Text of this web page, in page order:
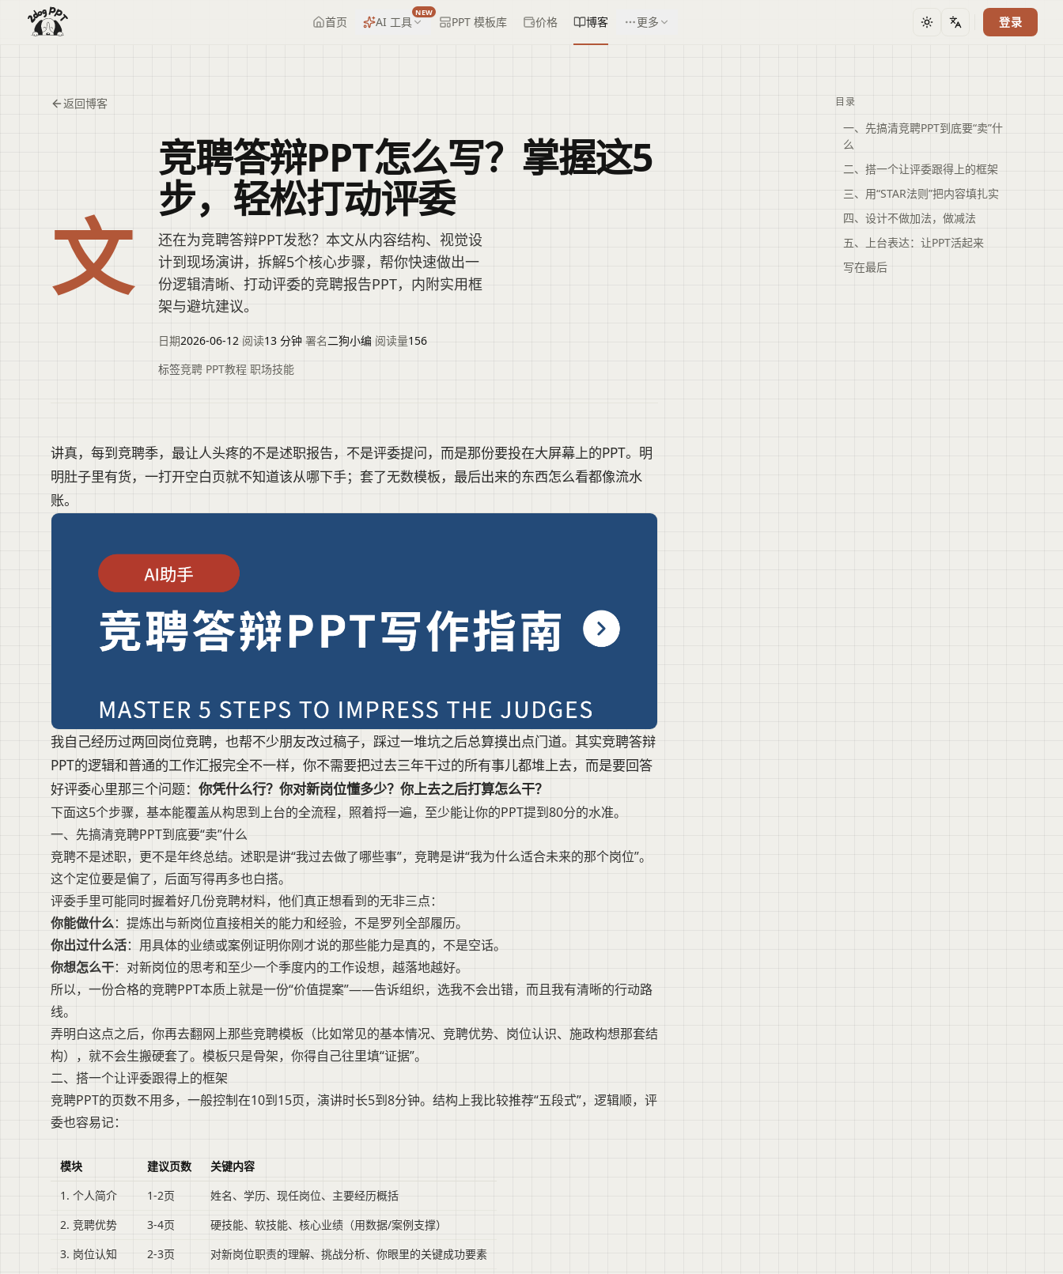
首页 AI 工具
NEW
PPT 模板库 价格 博客 更多 主题 语言 登录
返回博客
文
竞聘答辩PPT怎么写？掌握这5
步，轻松打动评委
还在为竞聘答辩PPT发愁？本文从内容结构、视觉设
计到现场演讲，拆解5个核心步骤，帮你快速做出一
份逻辑清晰、打动评委的竞聘报告PPT，内附实用框
架与避坑建议。
日期2026-06-12 阅读13 分钟 署名二狗小编 阅读量156
标签竞聘 PPT教程 职场技能
讲真，每到竞聘季，最让人头疼的不是述职报告，不是评委提问，而是那份要投在大屏幕上的PPT。明
明肚子里有货，一打开空白页就不知道该从哪下手；套了无数模板，最后出来的东西怎么看都像流水
账。
我自己经历过两回岗位竞聘，也帮不少朋友改过稿子，踩过一堆坑之后总算摸出点门道。其实竞聘答辩
PPT的逻辑和普通的工作汇报完全不一样，你不需要把过去三年干过的所有事儿都堆上去，而是要回答
好评委心里那三个问题： 你凭什么行？你对新岗位懂多少？你上去之后打算怎么干？
下面这5个步骤，基本能覆盖从构思到上台的全流程，照着捋一遍，至少能让你的PPT提到80分的水准。
一、先搞清竞聘PPT到底要“卖”什么
竞聘不是述职，更不是年终总结。述职是讲“我过去做了哪些事”，竞聘是讲“我为什么适合未来的那个岗位”。
这个定位要是偏了，后面写得再多也白搭。
评委手里可能同时握着好几份竞聘材料，他们真正想看到的无非三点：
你能做什么：提炼出与新岗位直接相关的能力和经验，不是罗列全部履历。
你出过什么活：用具体的业绩或案例证明你刚才说的那些能力是真的，不是空话。
你想怎么干：对新岗位的思考和至少一个季度内的工作设想，越落地越好。
所以，一份合格的竞聘PPT本质上就是一份“价值提案”——告诉组织，选我不会出错，而且我有清晰的行动路
线。
弄明白这点之后，你再去翻网上那些竞聘模板（比如常见的基本情况、竞聘优势、岗位认识、施政构想那套结
构），就不会生搬硬套了。模板只是骨架，你得自己往里填“证据”。
二、搭一个让评委跟得上的框架
竞聘PPT的页数不用多，一般控制在10到15页，演讲时长5到8分钟。结构上我比较推荐“五段式”，逻辑顺，评
委也容易记：
模块 建议页数
关键内容
1. 个人简介
1-2页
姓名、学历、现任岗位、主要经历概括
2. 竞聘优势
3-4页
硬技能、软技能、核心业绩（用数据/案例支撑）
3. 岗位认知
2-3页
对新岗位职责的理解、挑战分析、你眼里的关键成功要素
目录
一、先搞清竞聘PPT到底要“卖”什
么
二、搭一个让评委跟得上的框架
三、用“STAR法则”把内容填扎实
四、设计不做加法，做减法
五、上台表达：让PPT活起来
写在最后